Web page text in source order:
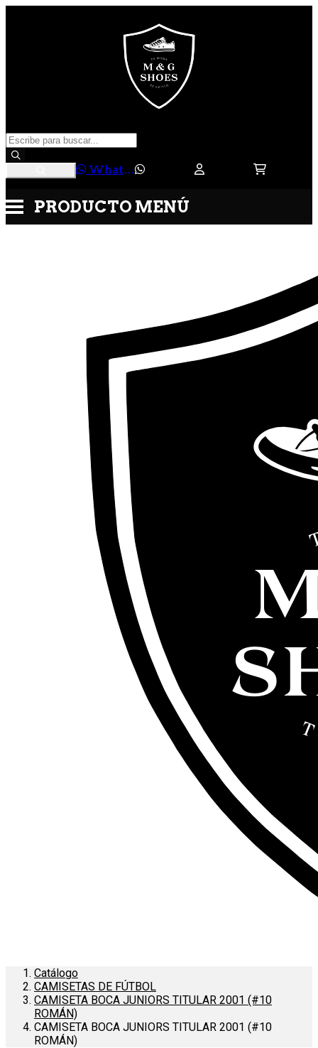
WhatsApp
PRODUCTO MENÚ
Catálogo
CAMISETAS DE FÚTBOL
CAMISETA BOCA JUNIORS TITULAR 2001 (#10
ROMÁN)
CAMISETA BOCA JUNIORS TITULAR 2001 (#10
ROMÁN)